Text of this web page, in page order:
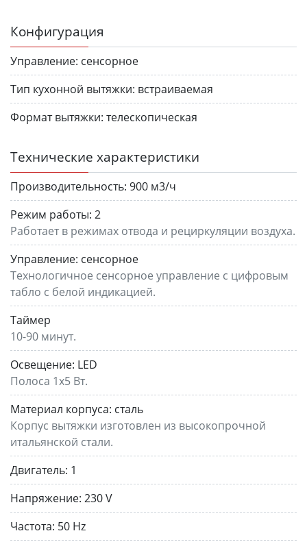
Конфигурация
Управление: сенсорное
Тип кухонной вытяжки: встраиваемая
Формат вытяжки: телескопическая
Технические характеристики
Производительность: 900 м3/ч
Режим работы: 2
Работает в режимах отвода и рециркуляции воздуха.
Управление: сенсорное
Технологичное сенсорное управление с цифровым
табло с белой индикацией.
Таймер
10-90 минут.
Освещение: LED
Полоса 1х5 Вт.
Материал корпуса: сталь
Корпус вытяжки изготовлен из высокопрочной
итальянской стали.
Двигатель: 1
Напряжение: 230 V
Частота: 50 Hz